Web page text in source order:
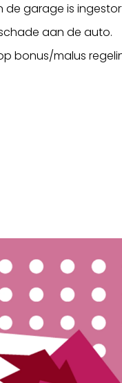
de garage is
aan de auto.
bonus/malus